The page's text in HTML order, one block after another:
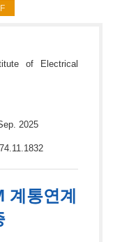
of Electrical
2025
계통연계